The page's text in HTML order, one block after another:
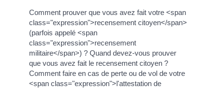
Comment prouver que vous avez fait votre <span
class="expression">recensement citoyen</span>
(parfois appelé <span
class="expression">recensement
militaire</span>) ? Quand devez-vous prouver
que vous avez fait le recensement citoyen ?
Comment faire en cas de perte ou de vol de votre
<span class="expression">l'attestation de